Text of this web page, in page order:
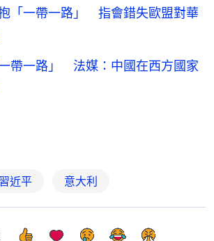
「一帶一路」 指會錯失歐盟對華
帶一路」 法媒：中國在西方國家
習近平 意大利